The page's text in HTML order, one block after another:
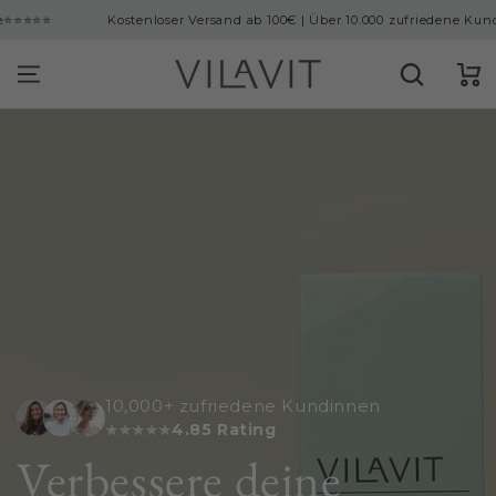
Kostenloser Versand ab 100€ | Über 10.000 zufriedene Kundinnen |
10,000+ zufriedene Kundinnen
4.85 Rating
Erfülle deinen
10,000+ zufriedene Kundinnen
4.85 Rating
10,000+ zufriedene Kundinnen
4.85 Rating